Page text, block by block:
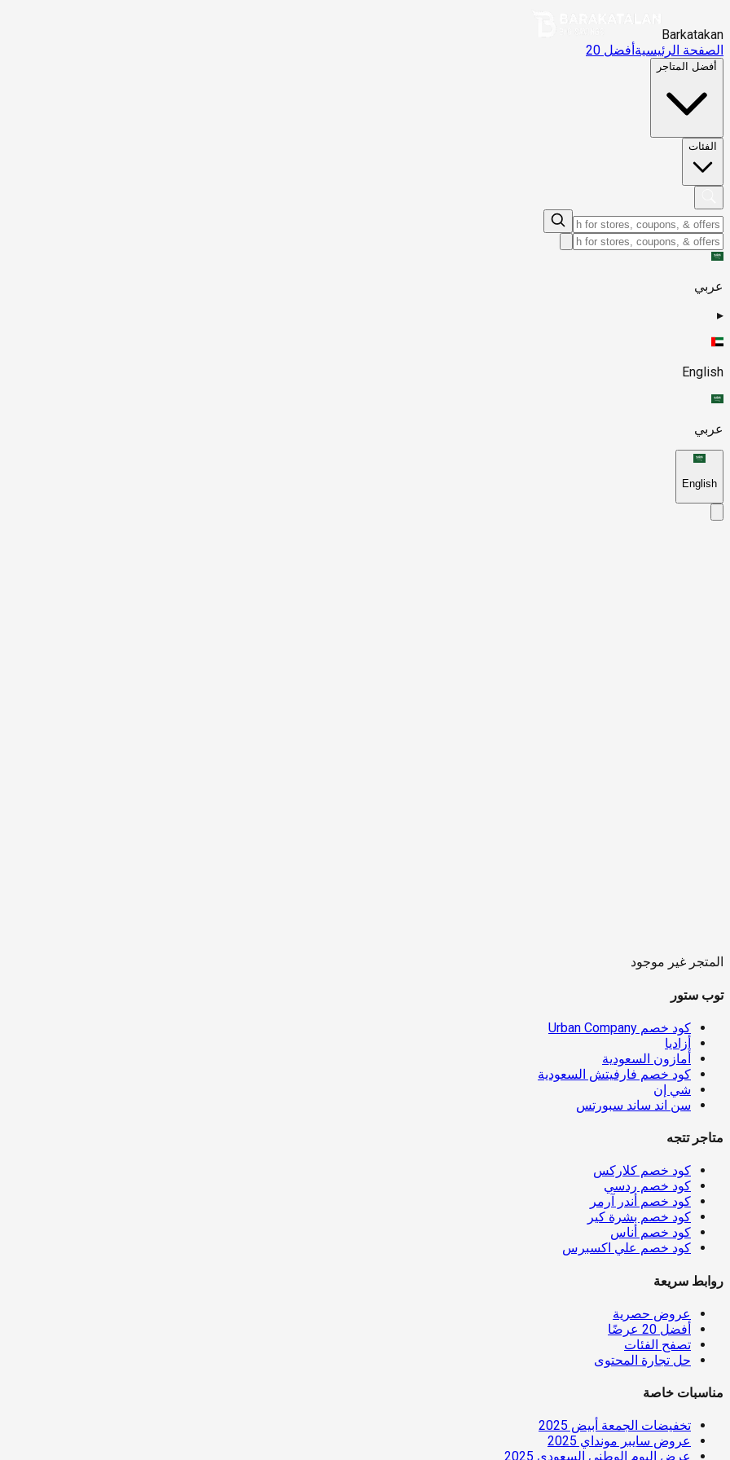
Barkatakan
الصفحة الرئيسيةأفضل 20
أفضل المتاجر
الفئات
عربي
▸
English
عربي
English
المتجر غير موجود
توب ستور
كود خصم Urban Company
أزاديا
أمازون السعودية
كود خصم فارفيتش السعودية
شي إن
سن اند ساند سبورتس
متاجر تتجه
كود خصم كلاركس
كود خصم ردسي
كود خصم أندر آرمر
كود خصم بشرة كير
كود خصم أناس
كود خصم علي اكسبرس
روابط سريعة
عروض حصرية
أفضل 20 عرضًا
تصفح الفئات
حل تجارة المحتوى
مناسبات خاصة
تخفيضات الجمعة أبيض 2025
عروض سايبر مونداي 2025
عرض اليوم الوطني السعودي 2025